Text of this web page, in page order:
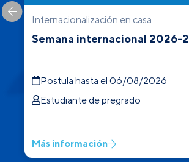
Internacionalización en casa
Semana internacional 2026-2
Postula hasta el 06/08/2026
Estudiante de pregrado
Más información